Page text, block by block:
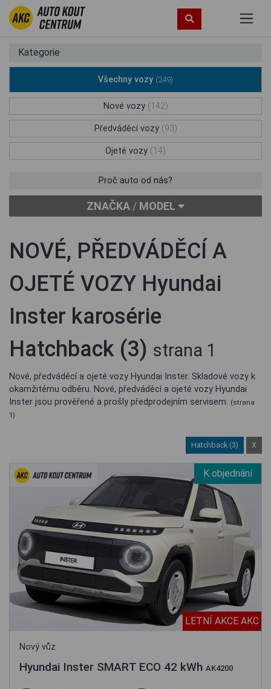
Kategorie
Všechny vozy (249)
Nové vozy (142)
Předváděcí vozy (93)
Ojeté vozy (14)
Proč auto od nás?
ZNAČKA / MODEL
NOVÉ, PŘEDVÁDĚCÍ A
OJETÉ VOZY Hyundai
Inster karosérie
Hatchback (3) strana 1
Nové, předváděcí a ojeté vozy Hyundai Inster. Skladové vozy k
okamžitému odběru. Nové, předváděcí a ojeté vozy Hyundai
Inster jsou prověřené a prošly předprodejním servisem. (strana
1)
Hatchback (3) X
K objednání
LETNÍ AKCE AKC
Nový vůz
Hyundai Inster SMART ECO 42 kWh AK4200